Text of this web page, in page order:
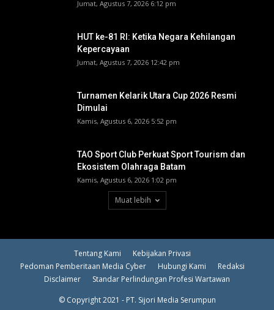
Jumat, Agustus 7, 2026 6:12 pm
HUT ke-81 RI: Ketika Negara Kehilangan
Kepercayaan
Jumat, Agustus 7, 2026 12:42 pm
Turnamen Kelarik Utara Cup 2026 Resmi
Dimulai
Kamis, Agustus 6, 2026 5:52 pm
TAO Sport Club Perkuat Sport Tourism dan
Ekosistem Olahraga Batam
Kamis, Agustus 6, 2026 1:02 pm
Muat lebih
Tentang Kami
Kebijakan Privasi
Pedoman Pemberitaan Media Cyber
Hubungi Kami
Redaksi
Disclaimer
Standar Perlindungan Profesi Wartawan
© Copyright 2021 - PT. Sijori Media Serumpun